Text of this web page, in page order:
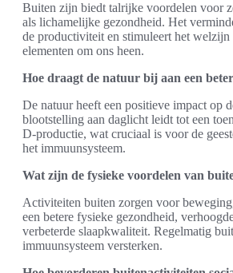
Buiten zijn biedt talrijke voordelen voor
als lichamelijke gezondheid. Het
de productiviteit en stimuleert het
elementen om ons heen.
Hoe draagt de natuur bij aan een
De natuur heeft een positieve impact op
blootstelling aan daglicht leidt tot een
D-productie, wat cruciaal is voor de
het immuunsysteem.
Wat zijn de fysieke voordelen van
Activiteiten buiten zorgen voor
een betere fysieke gezondheid,
verbeterde slaapkwaliteit. Regelmatig
immuunsysteem versterken.